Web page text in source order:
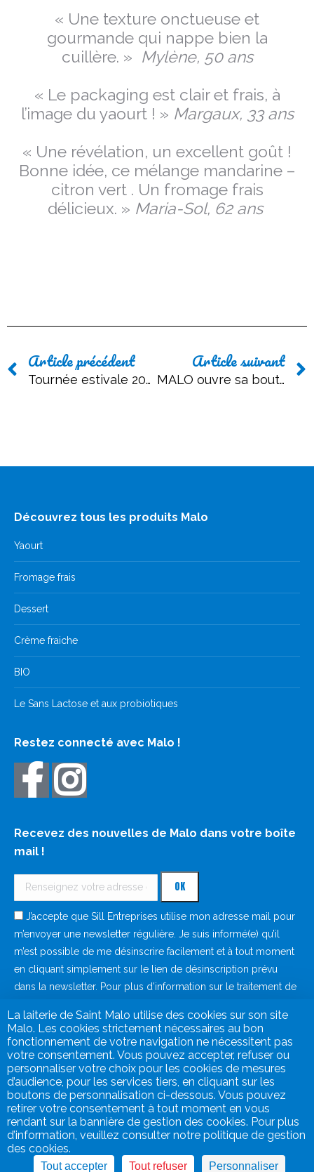
La laiterie de Saint Malo utilise des cookies sur son site
Malo. Les cookies strictement nécessaires au bon
fonctionnement de votre navigation ne nécessitent pas
votre consentement. Vous pouvez accepter, refuser ou
personnaliser votre choix pour les cookies de mesures
d’audience, pour les services tiers, en cliquant sur les
boutons de personnalisation ci-dessous. Vous pouvez
retirer votre consentement à tout moment en vous
rendant sur la bannière de gestion des cookies. Pour plus
d’information, veuillez consulter notre politique de gestion
des cookies.
Tout accepter Tout refuser Personnaliser
« Une texture onctueuse et
gourmande qui nappe bien la
cuillère. » Mylène, 50 ans
« Le packaging est clair et frais, à
l’image du yaourt ! » Margaux, 33 ans
« Une révélation, un excellent goût !
Bonne idée, ce mélange mandarine –
citron vert . Un fromage frais
délicieux. » Maria-Sol, 62 ans
Article précédent
Tournée estivale 2023 !
Article suivant
MALO ouvre sa boutique à Intra-muros à Saint-Malo !
Découvrez tous les produits Malo
Yaourt
Fromage frais
Dessert
Crème fraiche
BIO
Le Sans Lactose et aux probiotiques
Restez connecté avec Malo !
Recevez des nouvelles de Malo dans votre boîte
mail !
J’accepte que Sill Entreprises utilise mon adresse mail pour
m’envoyer une newsletter régulière. Je suis informé(e) qu’il
m’est possible de me désinscrire facilement et à tout moment
en cliquant simplement sur le lien de désinscription prévu
dans la newsletter. Pour plus d’information sur le traitement de
de protection des données.
Mentions légales